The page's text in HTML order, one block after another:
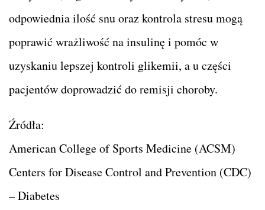
odpowiednia ilość snu oraz kontrola stresu mogą
poprawić wrażliwość na insulinę i pomóc w
uzyskaniu lepszej kontroli glikemii, a u części
pacjentów doprowadzić do remisji choroby.
Źródła:
American College of Sports Medicine (ACSM)
Centers for Disease Control and Prevention (CDC)
– Diabetes